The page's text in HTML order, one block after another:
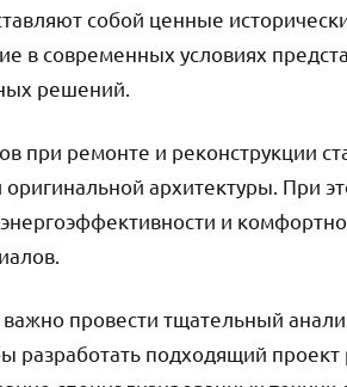
собой ценные
в современных условиях
решений.
при ремонте и реконструкции
оригинальной архитектуры. При
и
провести тщательный
разработать подходящий